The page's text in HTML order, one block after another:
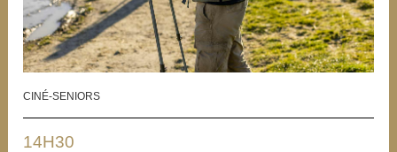
CINÉ-SENIORS
14H30